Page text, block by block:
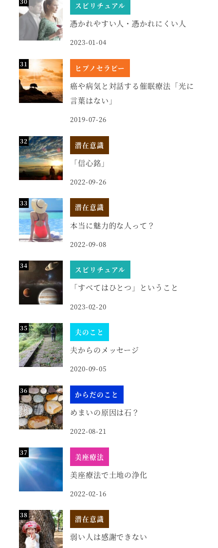
スピリチュアル
憑かれやすい人・憑かれにくい人
2023-01-04
ヒプノセラピー
癌や病気と対話する催眠療法「光に
言葉はない」
2019-07-26
潜在意識
「信心銘」
2022-09-26
潜在意識
本当に魅力的な人って？
2022-09-08
スピリチュアル
「すべてはひとつ」ということ
2023-02-20
夫のこと
夫からのメッセージ
2020-09-05
からだのこと
めまいの原因は石？
2022-08-21
美座療法
美座療法で土地の浄化
2022-02-16
潜在意識
弱い人は感謝できない